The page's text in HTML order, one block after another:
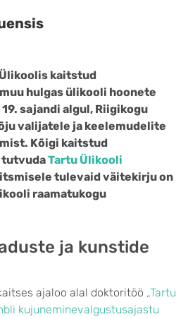
kaitstud
hulgas ülikooli hoonete
sajandi algul, Riigikogu
valijatele ja keelemudelite
Kõigi kaitstud
tutvudaTartu Ülikooli
tulevaid väitekirju on
raamatukogu
ja kunstide
ajaloo alal doktoritöö „Tartu
kujuneminevalgustusajastu